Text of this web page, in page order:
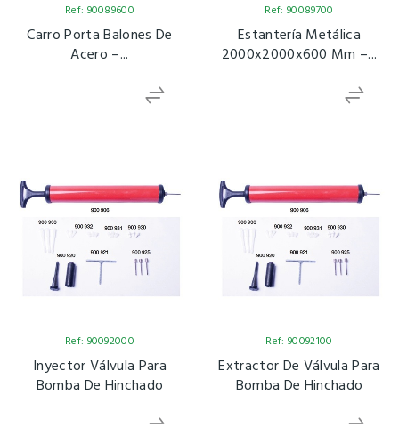
Ref: 90089600
Carro Porta Balones De
Acero –...
Ref: 90089700
Estantería Metálica
2000x2000x600 Mm –...
Ref: 90092000
Inyector Válvula Para
Bomba De Hinchado
Ref: 90092100
Extractor De Válvula Para
Bomba De Hinchado